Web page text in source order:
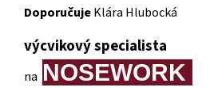
DoporučujeKlára Hlubocká
výcvikový specialista
na NOSEWORK